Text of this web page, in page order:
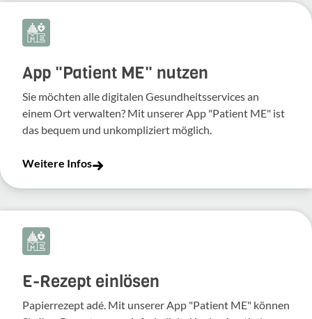
App "Patient ME" nutzen
Sie möchten alle digitalen Gesundheitsservices an
einem Ort verwalten? Mit unserer App "Patient ME" ist
das bequem und unkompliziert möglich.
Weitere Infos
E-Rezept einlösen
Papierrezept adé. Mit unserer App "Patient ME" können